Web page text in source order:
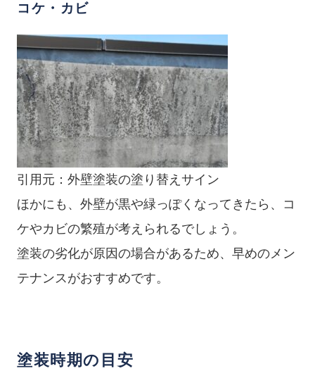
コケ・カビ
引用元： 外壁塗装の塗り替えサイン
ほかにも、外壁が黒や緑っぽくなってきたら、コ
ケやカビの繁殖が考えられるでしょう。
塗装の劣化が原因の場合があるため、早めのメン
テナンスがおすすめです。
塗装時期の目安